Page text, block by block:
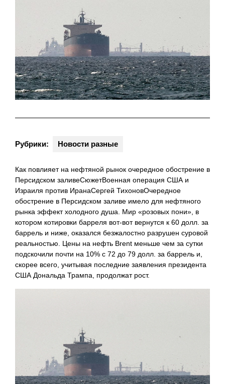
Рубрики: Новости разные
Как повлияет на нефтяной рынок очередное обострение в
Персидском заливеСюжетВоенная операция США и
Израиля против ИранаСергей ТихоновОчередное
обострение в Персидском заливе имело для нефтяного
рынка эффект холодного душа. Мир «розовых пони», в
котором котировки барреля вот-вот вернутся к 60 долл. за
баррель и ниже, оказался безжалостно разрушен суровой
реальностью. Цены на нефть Brent меньше чем за сутки
подскочили почти на 10% с 72 до 79 долл. за баррель и,
скорее всего, учитывая последние заявления президента
США Дональда Трампа, продолжат рост.